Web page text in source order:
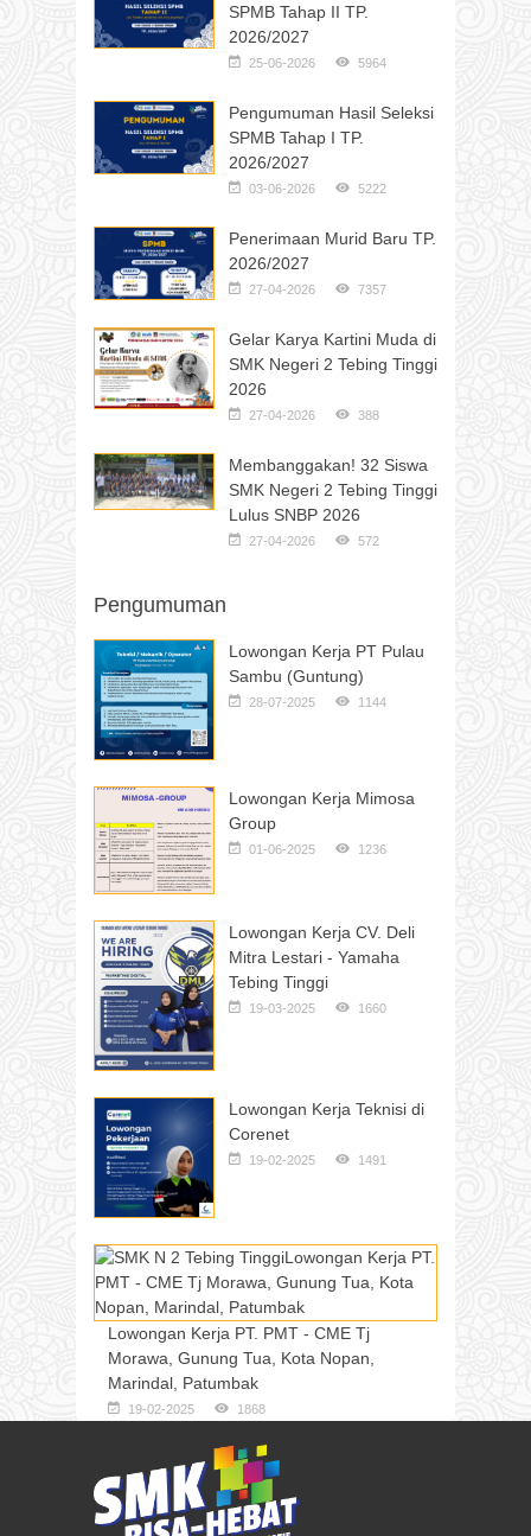
SPMB Tahap II TP.
2026/2027
25-06-2026 5964
Pengumuman Hasil Seleksi
SPMB Tahap I TP.
2026/2027
03-06-2026 5222
Penerimaan Murid Baru TP.
2026/2027
27-04-2026 7357
Gelar Karya Kartini Muda di
SMK Negeri 2 Tebing Tinggi
2026
27-04-2026 388
Membanggakan! 32 Siswa
SMK Negeri 2 Tebing Tinggi
Lulus SNBP 2026
27-04-2026 572
Pengumuman
Lowongan Kerja PT Pulau
Sambu (Guntung)
28-07-2025 1144
Lowongan Kerja Mimosa
Group
01-06-2025 1236
Lowongan Kerja CV. Deli
Mitra Lestari - Yamaha
Tebing Tinggi
19-03-2025 1660
Lowongan Kerja Teknisi di
Corenet
19-02-2025 1491
Lowongan Kerja PT. PMT - CME Tj
Morawa, Gunung Tua, Kota Nopan,
Marindal, Patumbak
19-02-2025 1868